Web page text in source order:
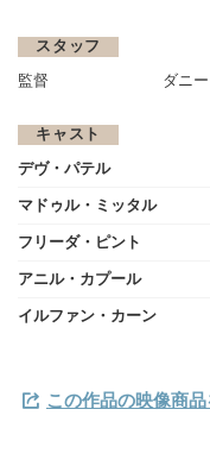
スタッフ
監督 ダニ
キャスト
デヴ・パテル
マドゥル・ミッタル
フリーダ・ピント
アニル・カプール
イルファン・カーン
この作品の映像商